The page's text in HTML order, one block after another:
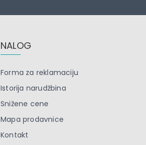
NALOG
Forma za reklamaciju
Istorija narudžbina
Snižene cene
Mapa prodavnice
Kontakt